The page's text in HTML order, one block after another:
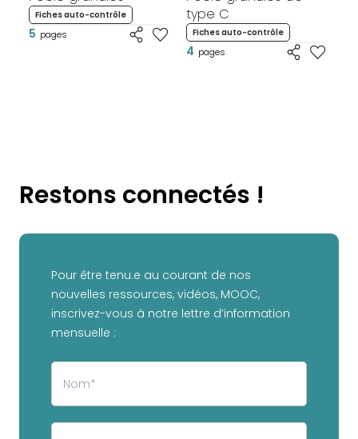
Fiches auto-contrôle
5 pages
type C
Fiches auto-contrôle
4 pages
Restons connectés !
Pour être tenu.e au courant de nos
nouvelles ressources, vidéos, MOOC,
inscrivez-vous à notre lettre d’information
mensuelle :